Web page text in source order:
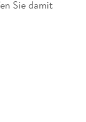
Sie damit